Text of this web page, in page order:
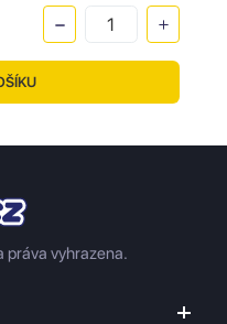
práva vyhrazena.